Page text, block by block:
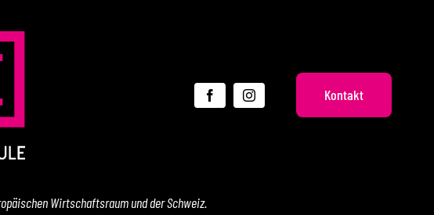
Kontakt
Wirtschaftsraum und der Schweiz.